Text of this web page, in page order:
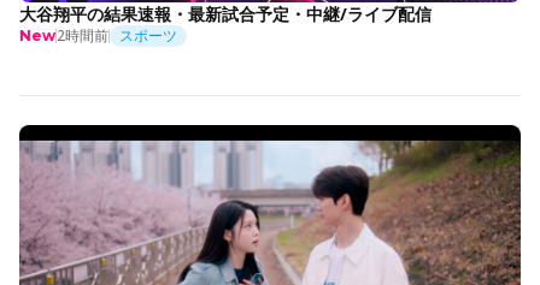
大谷翔平の結果速報・最新試合予定・中継/ライブ配信
New2時間前 スポーツ